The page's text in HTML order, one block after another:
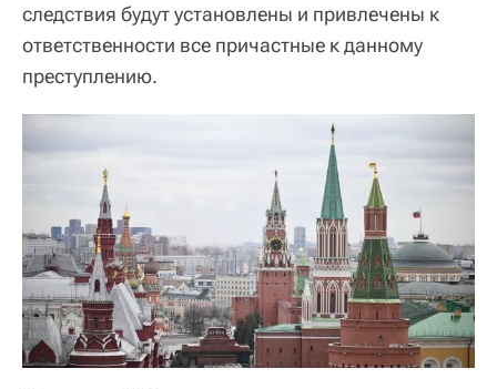
следствия будут установлены и привлечены к
ответственности все причастные к данному
преступлению.